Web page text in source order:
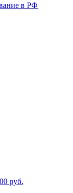
в РФ
руб.